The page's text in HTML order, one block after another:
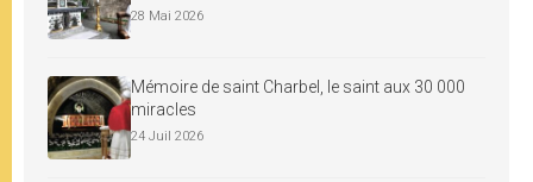
28 Mai 2026
Mémoire de saint Charbel, le saint aux 30 000
miracles
24 Juil 2026